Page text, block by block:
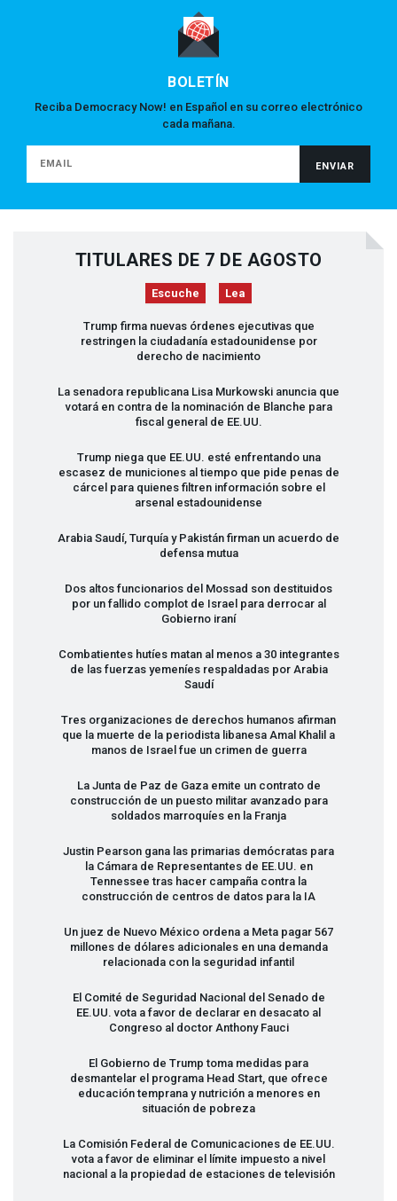
BOLETÍN
Reciba Democracy Now! en Español en su correo electrónico
cada mañana.
TITULARES DE 7 DE AGOSTO
Escuche Lea
Trump firma nuevas órdenes ejecutivas que
restringen la ciudadanía estadounidense por
derecho de nacimiento
La senadora republicana Lisa Murkowski anuncia que
votará en contra de la nominación de Blanche para
fiscal general de EE.UU.
Trump niega que EE.UU. esté enfrentando una
escasez de municiones al tiempo que pide penas de
cárcel para quienes filtren información sobre el
arsenal estadounidense
Arabia Saudí, Turquía y Pakistán firman un acuerdo de
defensa mutua
Dos altos funcionarios del Mossad son destituidos
por un fallido complot de Israel para derrocar al
Gobierno iraní
Combatientes hutíes matan al menos a 30 integrantes
de las fuerzas yemeníes respaldadas por Arabia
Saudí
Tres organizaciones de derechos humanos afirman
que la muerte de la periodista libanesa Amal Khalil a
manos de Israel fue un crimen de guerra
La Junta de Paz de Gaza emite un contrato de
construcción de un puesto militar avanzado para
soldados marroquíes en la Franja
Justin Pearson gana las primarias demócratas para
la Cámara de Representantes de EE.UU. en
Tennessee tras hacer campaña contra la
construcción de centros de datos para la IA
Un juez de Nuevo México ordena a Meta pagar 567
millones de dólares adicionales en una demanda
relacionada con la seguridad infantil
El Comité de Seguridad Nacional del Senado de
EE.UU. vota a favor de declarar en desacato al
Congreso al doctor Anthony Fauci
El Gobierno de Trump toma medidas para
desmantelar el programa Head Start, que ofrece
educación temprana y nutrición a menores en
situación de pobreza
La Comisión Federal de Comunicaciones de EE.UU.
vota a favor de eliminar el límite impuesto a nivel
nacional a la propiedad de estaciones de televisión